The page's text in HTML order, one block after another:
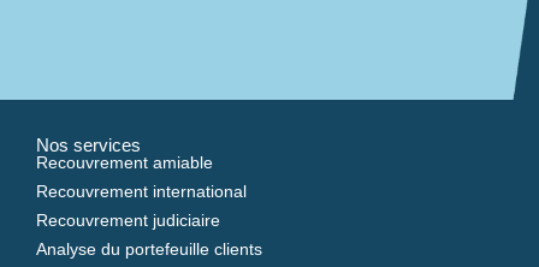
Nos services
Recouvrement amiable
Recouvrement international
Recouvrement judiciaire
Analyse du portefeuille clients